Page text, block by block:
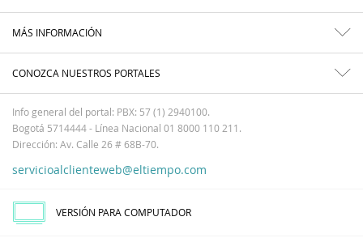
MÁS INFORMACIÓN
CONOZCA NUESTROS PORTALES
Info general del portal: PBX: 57 (1) 2940100.
Bogotá 5714444 - Línea Nacional 01 8000 110 211.
Dirección: Av. Calle 26 # 68B-70.
servicioalclienteweb@eltiempo.com
VERSIÓN PARA COMPUTADOR